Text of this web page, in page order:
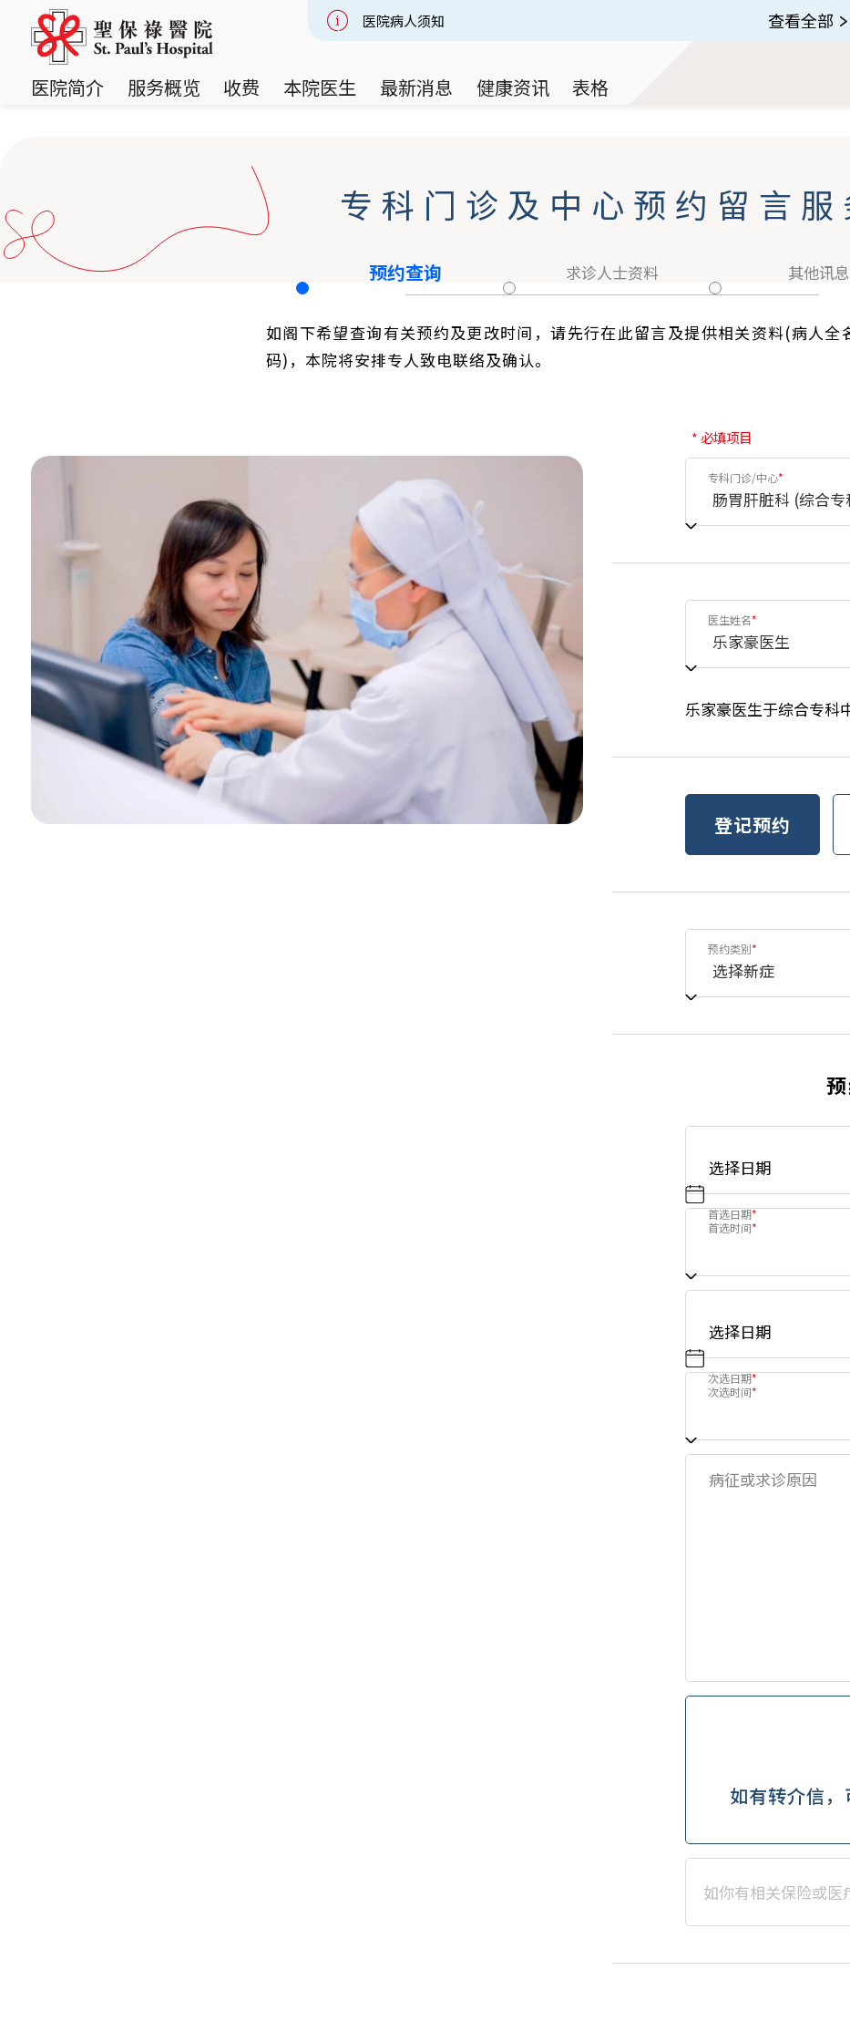
医院病人须知 查看全部
医院简介 服务概览 收费 本院医生 最新消息 健康资讯 表格
专科门诊及中心预约留言服
预约查询 求诊人士资料 其他讯息
如阁下希望查询有关预约及更改时间，请先行在此留言及提供相关资料(病人全
码)，本院将安排专人致电联络及确认。
* 必填项目
专科门诊/中心*
医生姓名*
乐家豪医生于综合专科
登记预约
预约类别*
首选日期*
首选时间*
次选日期*
次选时间*
如有转介信
如你有相关保险或医